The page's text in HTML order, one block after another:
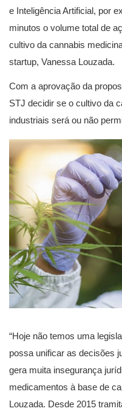
e Inteligência Artificial, por
minutos o volume total de
cultivo da cannabis
startup, Vanessa Louzada.
Com a aprovação da
STJ decidir se o cultivo da
industriais será ou não
“Hoje não temos uma
possa unificar as decisões
gera muita insegurança
medicamentos à base de
Louzada. Desde 2015